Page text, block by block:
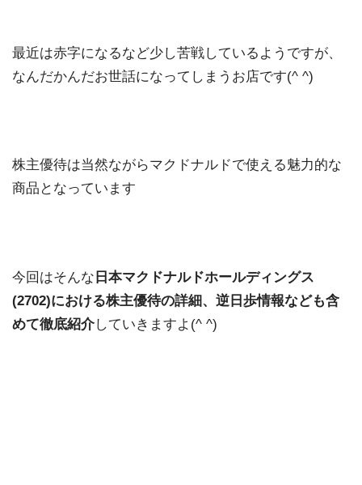
最近は赤字になるなど少し苦戦しているようですが、
なんだかんだお世話になってしまうお店です(^ ^)
株主優待は当然ながらマクドナルドで使える魅力的な
商品となっています
今回はそんな 日本マクドナルドホールディングス
(2702)における株主優待の詳細、逆日歩情報なども含
めて徹底紹介していきますよ(^ ^)